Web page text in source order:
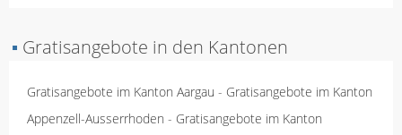
▪ Gratisangebote in den Kantonen
Gratisangebote im Kanton Aargau - Gratisangebote im Kanton
Appenzell-Ausserrhoden - Gratisangebote im Kanton